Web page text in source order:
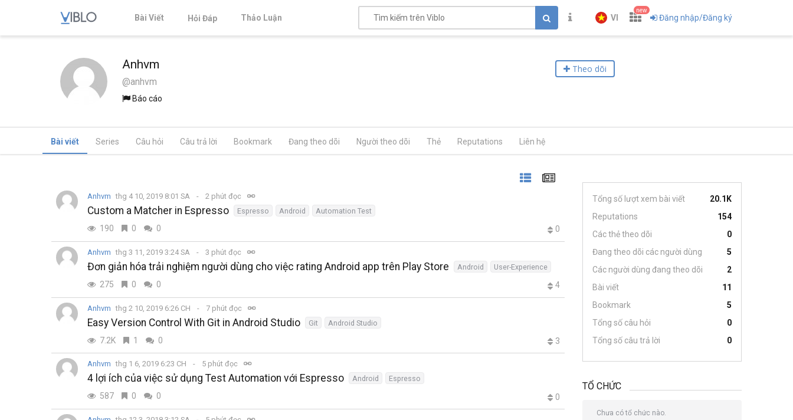
Bài Viết Hỏi Đáp Thảo Luận VI
new
Đăng nhập/Đăng ký
Anhvm
@anhvm
Báo cáo
Theo dõi
Bài viết Series Câu hỏi Câu trả lời Bookmark Đang theo dõi Người theo dõi Thẻ Reputations Liên hệ
Anhvm thg 4 10, 2019 8:01 SA 2 phút đọc
Custom a Matcher in Espresso Espresso Android Automation Test
190 0 0 0
Anhvm thg 3 11, 2019 3:24 SA 3 phút đọc
Đơn giản hóa trải nghiệm người dùng cho việc rating Android app trên Play Store Android User-Experience
275 0 0 4
Anhvm thg 2 10, 2019 6:26 CH 7 phút đọc
Easy Version Control With Git in Android Studio Git Android Studio
7.2K 1 0 3
Anhvm thg 1 6, 2019 6:23 CH 5 phút đọc
4 lợi ích của việc sử dụng Test Automation với Espresso Android Espresso
587 0 0 0
Tổng số lượt xem bài viết
20.1K
Reputations
154
Các thẻ theo dõi
0
Đang theo dõi các người dùng
5
Các người dùng đang theo dõi
2
Bài viết
11
Bookmark
5
Tổng số câu hỏi
0
Tổng số câu trả lời
0
TỔ CHỨC
Chưa có tổ chức nào.